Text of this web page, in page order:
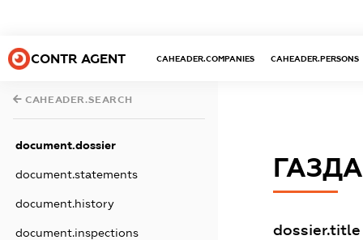
CONTR AGENT CAHEADER.COMPANIES CAHEADER.PERSONS
CAHEADER.SEARCH
document.dossier
document.statements
document.history
document.inspections dossier.title